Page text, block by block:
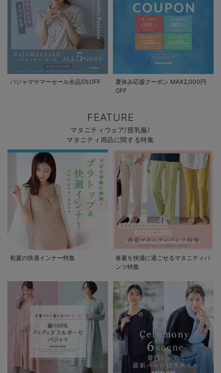
パジャマサマーセール全品5%OFF
夏休み応援クーポン MAX2,000円
OFF
FEATURE
マタニティウェア/授乳服/
マタニティ用品に関する特集
初夏の快適インナー特集
春夏を快適に過ごせるマタニティパ
ンツ特集